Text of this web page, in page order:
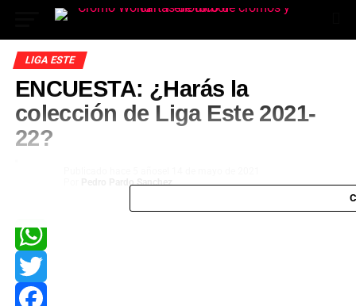
LIGA ESTE
ENCUESTA: ¿Harás la
colección de Liga Este 2021-
22?
Pedro Pardo Sanchez
WhatsApp
Twitter